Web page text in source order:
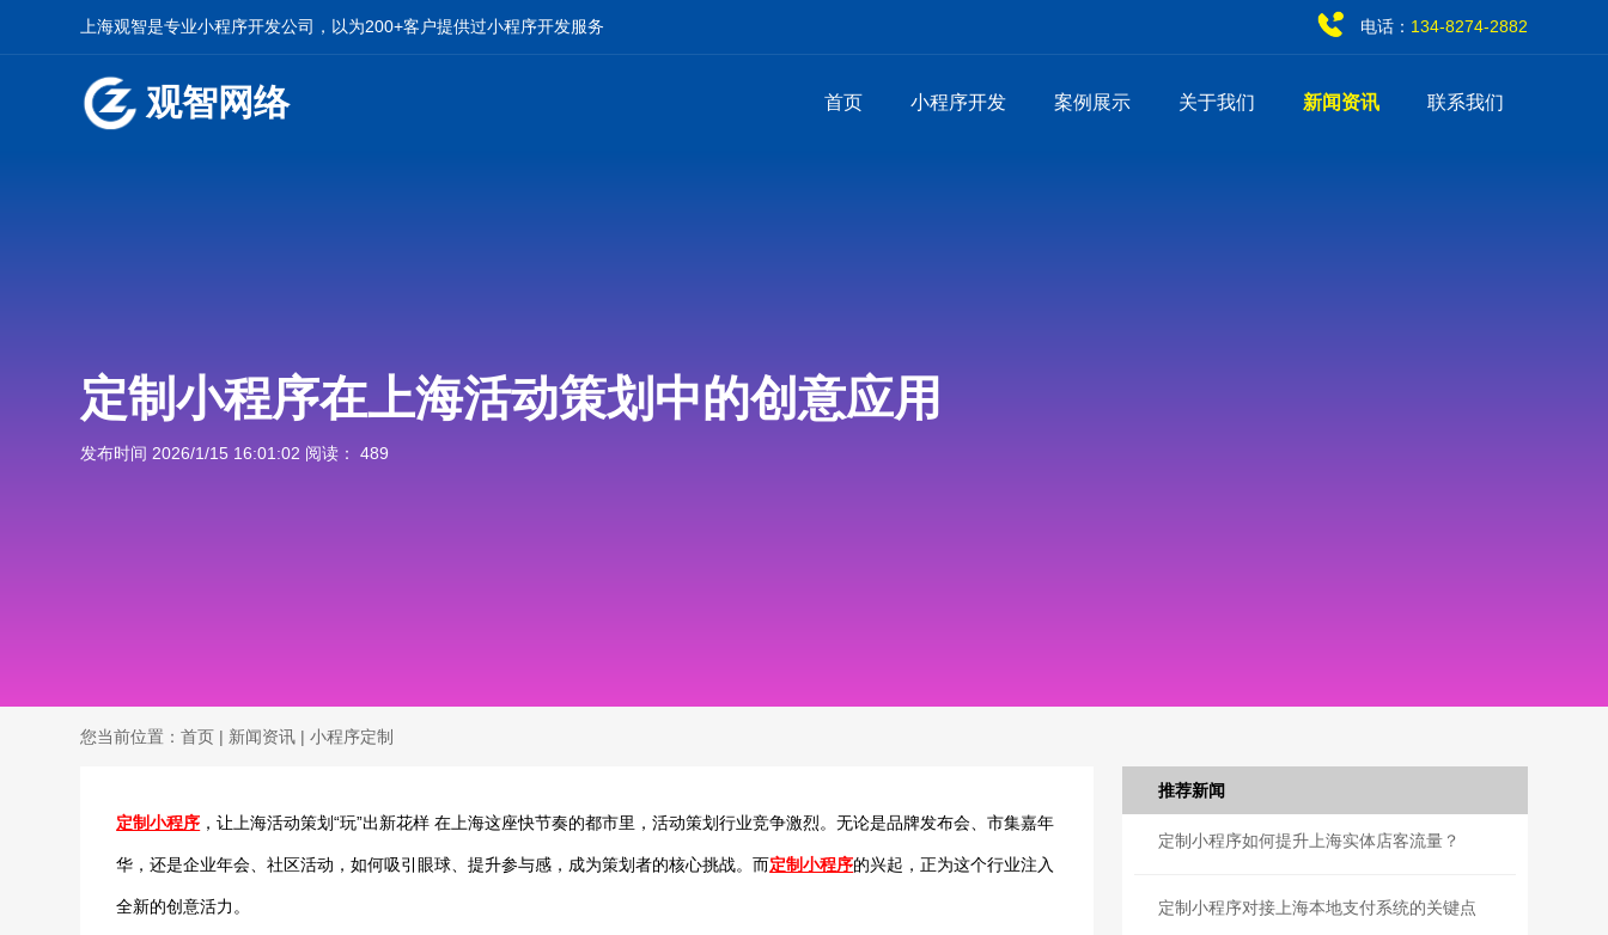
上海观智是专业小程序开发公司，以为200+客户提供过小程序开发服务 134-8274-2882
电话：
观智网络 首页 小程序开发 案例展示 关于我们 新闻资讯 联系我们
定制小程序在上海活动策划中的创意应用
发布时间 2026/1/15 16:01:02 阅读： 489
您当前位置：首页 | 新闻资讯 | 小程序定制
定制小程序 ，让上海活动策划“玩”出新花样 在上海这座快节奏的都市里，活动策划行业竞争激烈。无论是品牌发布会、市集嘉年
华，还是企业年会、社区活动，如何吸引眼球、提升参与感，成为策划者的核心挑战。而定制小程序的兴起，正为这个行业注入
全新的创意活力。
推荐新闻
定制小程序如何提升上海实体店客流量？
定制小程序对接上海本地支付系统的关键点